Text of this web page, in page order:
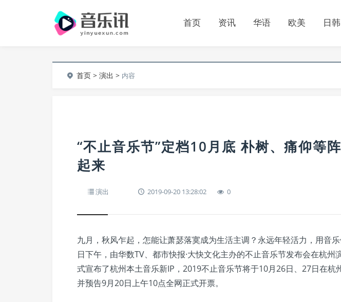
首页 资讯 华语 欧美 日韩
首页 >演出 > 内容
“不止音乐节”定档10月底 朴树、痛仰等
起来
演出 2019-09-20 13:28:02 0
九月，秋风乍起，怎能让萧瑟落寞成为生活主调？永远年轻活力，用音
日下午，由华数TV、都市快报·大快文化主办的不止音乐节发布会在杭州
式宣布了杭州本土音乐新IP，2019不止音乐节将于10月26日、27日在杭
并预告9月20日上午10点全网正式开票。